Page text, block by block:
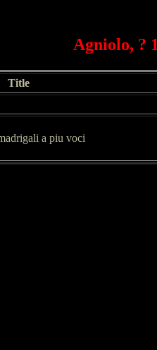
Agniolo, ?
Title
a piu voci